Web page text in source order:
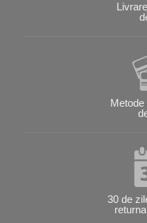
Metode
30 de